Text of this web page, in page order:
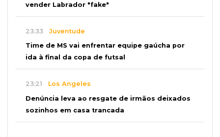
vender Labrador "fake"
23:33 Juventude
Time de MS vai enfrentar equipe gaúcha por
ida à final da copa de futsal
23:21 Los Angeles
Denúncia leva ao resgate de irmãos deixados
sozinhos em casa trancada